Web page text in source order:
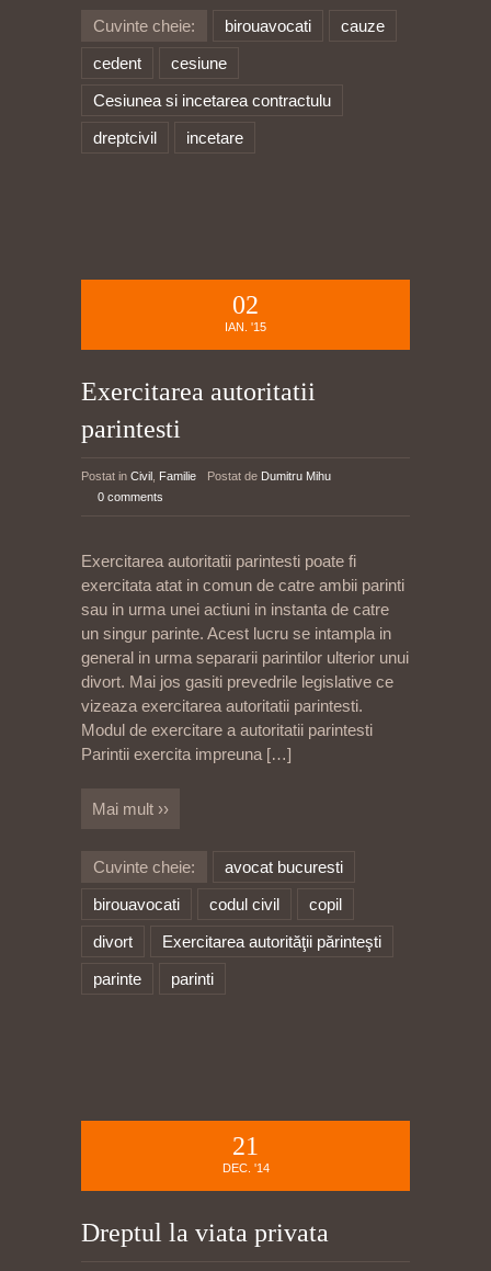
Cuvinte cheie: birouavocati
cauze
cedent
cesiune
Cesiunea si incetarea contractulu
dreptcivil
incetare
02
IAN. '15
Exercitarea autoritatii
parintesti
Postat in Civil Familie Postat de Dumitru Mihu
0 comments
Exercitarea autoritatii parintesti poate fi
exercitata atat in comun de catre ambii parinti
sau in urma unei actiuni in instanta de catre
un singur parinte. Acest lucru se intampla in
general in urma separarii parintilor ulterior unui
divort. Mai jos gasiti prevedrile legislative ce
vizeaza exercitarea autoritatii parintesti.
Modul de exercitare a autoritatii parintesti
Parintii exercita impreuna […]
Mai mult ››
Cuvinte cheie:
avocat bucuresti
birouavocati
codul civil
copil
divort
Exercitarea autorităţii părinteşti
parinte
parinti
21
DEC. '14
Dreptul la viata privata